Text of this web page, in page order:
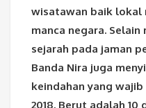
wisatawan baik lokal
manca negara.
sejarah pada jaman
Banda Nira juga
keindahan yang
2018. Berut adalah 10